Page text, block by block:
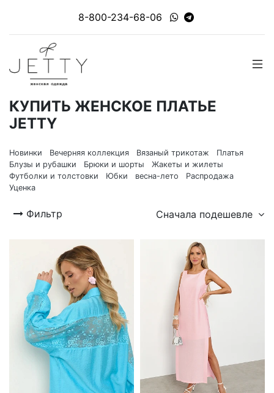
8-800-234-68-06
КУПИТЬ ЖЕНСКОЕ ПЛАТЬЕ
JETTY
Новинки Вечерняя коллекция Вязаный трикотаж
Платья
Блузы и рубашки
Брюки и шорты
Жакеты и жилеты
Футболки и толстовки
Юбки весна-лето
Распродажа
Уценка
Фильтр Сначала подешевле